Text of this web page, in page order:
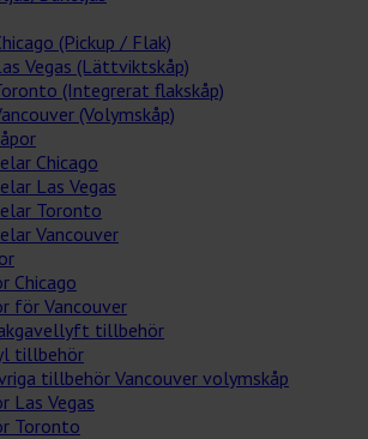
(Pickup / Flak)
Vegas (Lättviktskåp)
(Integrerat flakskåp)
(Volymskåp)
Chicago
Las Vegas
Toronto
Vancouver
Chicago
för Vancouver
tillbehör
tillbehör
tillbehör Vancouver volymskåp
Las Vegas
Toronto